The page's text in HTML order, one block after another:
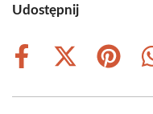
Udostępnij
Share
Share
(Twitter)
Share